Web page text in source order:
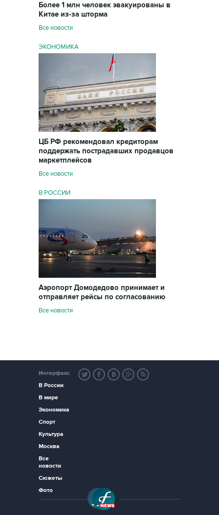
Более 1 млн человек эвакуированы в
Китае из-за шторма
Все новости
ЭКОНОМИКА
ЦБ РФ рекомендовал кредиторам
поддержать пострадавших продавцов
маркетплейсов
Все новости
В РОССИИ
Аэропорт Домодедово принимает и
отправляет рейсы по согласованию
Все новости
Интерфакс
В России
В мире
Экономика
Спорт
Культура
Москва
Все
новости
Сюжеты
Фото